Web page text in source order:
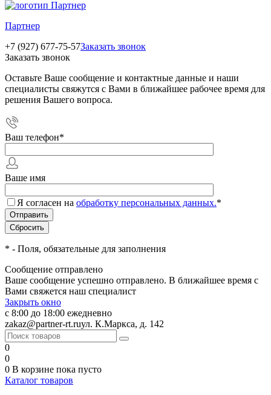
Партнер
+7 (927) 677-75-57Заказать звонок
Заказать звонок
Оставьте Ваше сообщение и контактные данные и наши
специалисты свяжутся с Вами в ближайшее рабочее время для
решения Вашего вопроса.
Ваш телефон*
Ваше имя
Я согласен на обработку персональных данных.*
* - Поля, обязательные для заполнения
Сообщение отправлено
Ваше сообщение успешно отправлено. В ближайшее время с
Вами свяжется наш специалист
Закрыть окно
с 8:00 до 18:00 ежедневно
zakaz@partner-rt.ruул. К.Маркса, д. 142
0
0
0 В корзине пока пусто
Каталог товаров